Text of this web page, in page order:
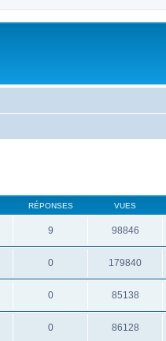
RÉPONSES VUES
9 98846
0 179840
0 85138
0 86128